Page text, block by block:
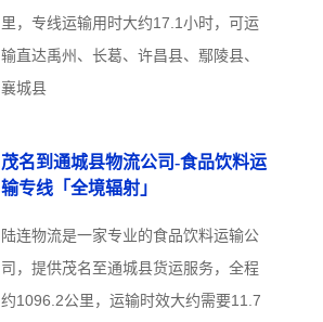
里，专线运输用时大约17.1小时，可运
输直达禹州、长葛、许昌县、鄢陵县、
襄城县
茂名到通城县物流公司-食品饮料运
输专线「全境辐射」
陆连物流是一家专业的食品饮料运输公
司，提供茂名至通城县货运服务，全程
约1096.2公里，运输时效大约需要11.7